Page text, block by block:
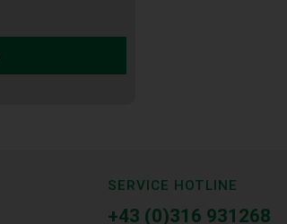
SERVICE HOTLINE
+43 (0)316 931268